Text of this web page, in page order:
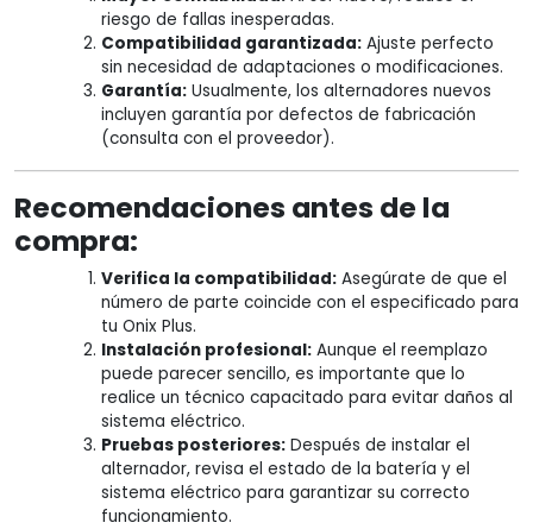
riesgo de fallas inesperadas.
Compatibilidad garantizada:Ajuste perfecto
sin necesidad de adaptaciones o modificaciones.
Garantía:Usualmente, los alternadores nuevos
incluyen garantía por defectos de fabricación
(consulta con el proveedor).
Recomendaciones antes de la
compra:
Verifica la compatibilidad:Asegúrate de que el
número de parte coincide con el especificado para
tu Onix Plus.
Instalación profesional:Aunque el reemplazo
puede parecer sencillo, es importante que lo
realice un técnico capacitado para evitar daños al
sistema eléctrico.
Pruebas posteriores:Después de instalar el
alternador, revisa el estado de la batería y el
sistema eléctrico para garantizar su correcto
funcionamiento.